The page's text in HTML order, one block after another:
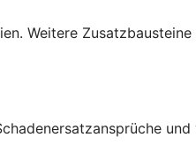
Weitere